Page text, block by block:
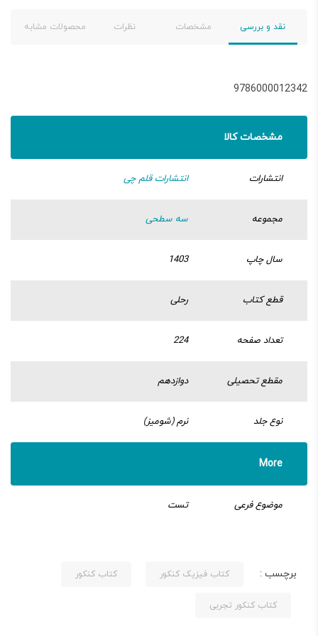
نقد و بررسی مشخصات نظرات محصولات مشابه
9786000012342
مشخصات کالا
انتشارات انتشارات قلم چی
مجموعه سه سطحی
سال چاپ 1403
قطع کتاب رحلی
تعداد صفحه 224
مقطع تحصیلی دوازدهم
نوع جلد نرم (شومیز)
More
موضوع فرعی تست
برچسب : کتاب فیزیک کنکور کتاب کنکور
کتاب کنکور تجربی